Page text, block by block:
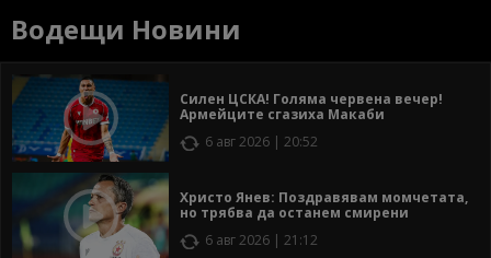
Водещи Новини
Силен ЦСКА! Голяма червена вечер!
Армейците сгазиха Макаби
6 авг 2026 | 20:52
Христо Янев: Поздравявам момчетата,
но трябва да останем смирени
6 авг 2026 | 21:12